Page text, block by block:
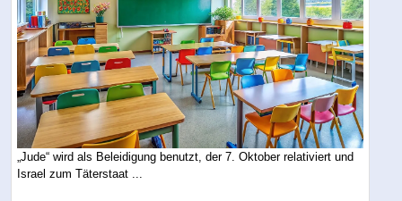
„Jude“ wird als Beleidigung benutzt, der 7. Oktober relativiert und
Israel zum Täterstaat ...